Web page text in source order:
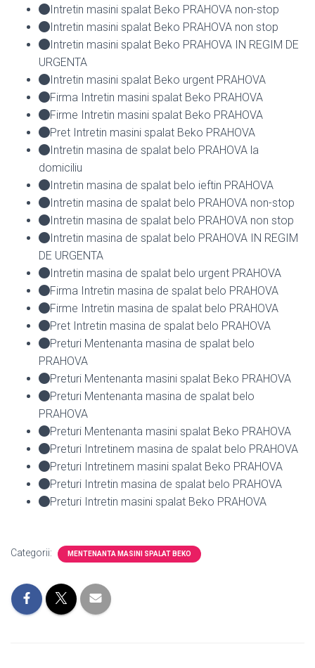
Intretin masini spalat Beko PRAHOVA non-stop
Intretin masini spalat Beko PRAHOVA non stop
Intretin masini spalat Beko PRAHOVA IN REGIM DE
URGENTA
Intretin masini spalat Beko urgent PRAHOVA
Firma Intretin masini spalat Beko PRAHOVA
Firme Intretin masini spalat Beko PRAHOVA
Pret Intretin masini spalat Beko PRAHOVA
Intretin masina de spalat belo PRAHOVA la
domiciliu
Intretin masina de spalat belo ieftin PRAHOVA
Intretin masina de spalat belo PRAHOVA non-stop
Intretin masina de spalat belo PRAHOVA non stop
Intretin masina de spalat belo PRAHOVA IN REGIM
DE URGENTA
Intretin masina de spalat belo urgent PRAHOVA
Firma Intretin masina de spalat belo PRAHOVA
Firme Intretin masina de spalat belo PRAHOVA
Pret Intretin masina de spalat belo PRAHOVA
Preturi Mentenanta masina de spalat belo
PRAHOVA
Preturi Mentenanta masini spalat Beko PRAHOVA
Preturi Mentenanta masina de spalat belo
PRAHOVA
Preturi Mentenanta masini spalat Beko PRAHOVA
Preturi Intretinem masina de spalat belo PRAHOVA
Preturi Intretinem masini spalat Beko PRAHOVA
Preturi Intretin masina de spalat belo PRAHOVA
Preturi Intretin masini spalat Beko PRAHOVA
Categorii: MENTENANTA MASINI SPALAT BEKO